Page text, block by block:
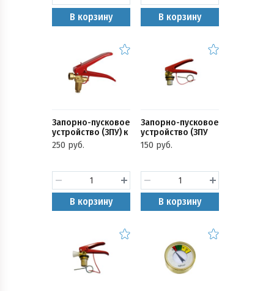
В корзину В корзину
Запорно-пусковое
устройство (ЗПУ) к
огнетушителям
(ОУ-1,2,3,5,7,10,15,20)
250 руб.
В корзину
Запорно-пусковое
устройство (ЗПУ
М30) к
огнетушителям
чекой)
150 руб.
В корзину